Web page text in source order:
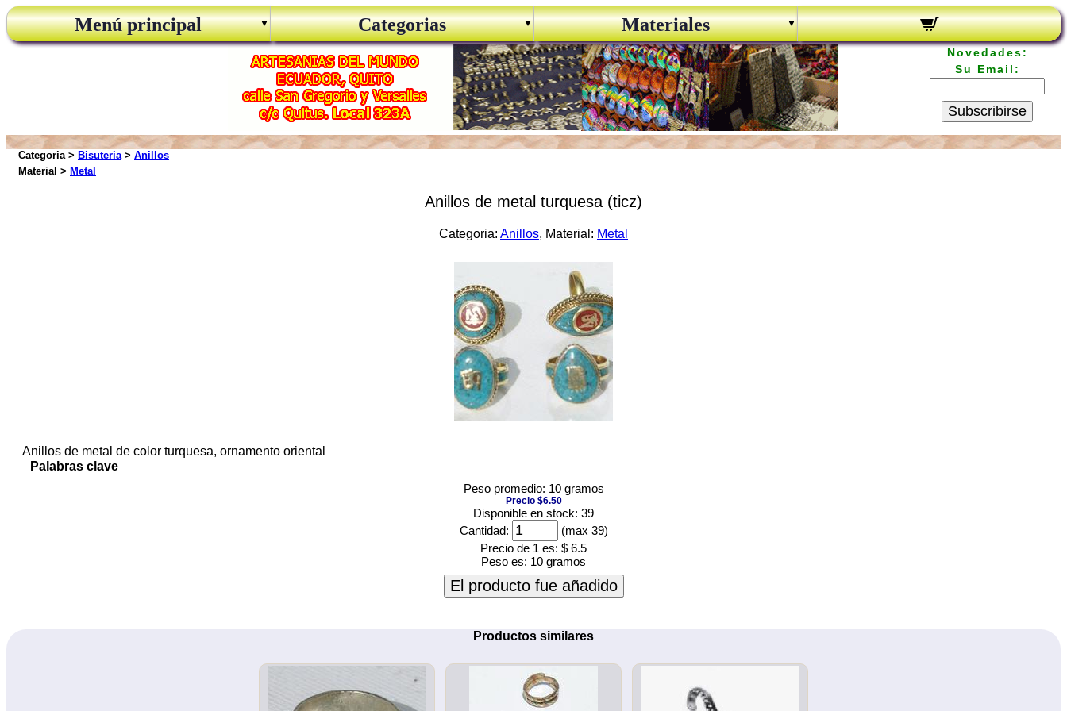
Menú principal Categorias Materiales
Novedades:
Su Email:
Subscribirse
Categoria > Bisuteria> Anillos
Material > Metal
Anillos de metal turquesa (ticz)
Categoria: Anillos, Material: Metal
Anillos de metal de color turquesa, ornamento oriental
Palabras clave
Peso promedio: 10 gramos
Precio $6.50
Disponible en stock: 39
Cantidad:
(max 39)
Precio de 1 es: $ 6.5
Peso es: 10 gramos
El producto fue añadido
Productos similares